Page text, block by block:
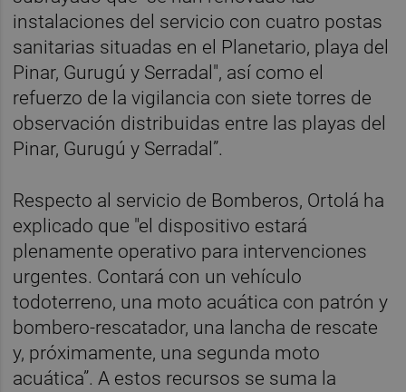
instalaciones del servicio con cuatro postas
sanitarias situadas en el Planetario, playa del
Pinar, Gurugú y Serradal", así como el
refuerzo de la vigilancia con siete torres de
observación distribuidas entre las playas del
Pinar, Gurugú y Serradal”.
Respecto al servicio de Bomberos, Ortolá ha
explicado que "el dispositivo estará
plenamente operativo para intervenciones
urgentes. Contará con un vehículo
todoterreno, una moto acuática con patrón y
bombero-rescatador, una lancha de rescate
y, próximamente, una segunda moto
acuática”. A estos recursos se suma la